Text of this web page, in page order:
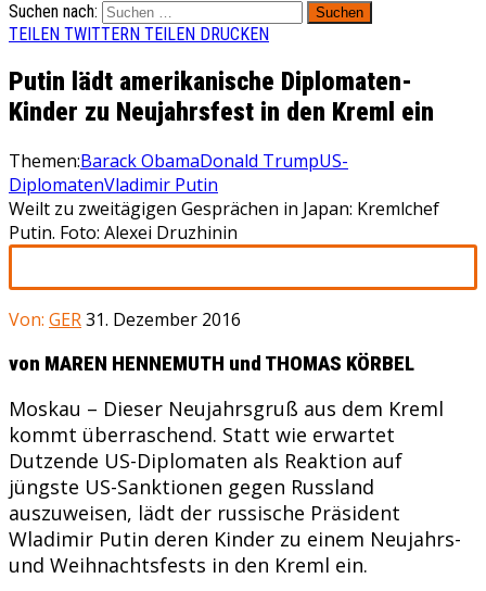
Suchen nach:
TEILEN TWITTERN TEILEN DRUCKEN
Putin lädt amerikanische Diplomaten-
Kinder zu Neujahrsfest in den Kreml ein
Themen:Barack ObamaDonald TrumpUS-
DiplomatenVladimir Putin
Weilt zu zweitägigen Gesprächen in Japan: Kremlchef
Putin. Foto: Alexei Druzhinin
Von: GER31. Dezember 2016
von MAREN HENNEMUTH und THOMAS KÖRBEL
Moskau – Dieser Neujahrsgruß aus dem Kreml
kommt überraschend. Statt wie erwartet
Dutzende US-Diplomaten als Reaktion auf
jüngste US-Sanktionen gegen Russland
auszuweisen, lädt der russische Präsident
Wladimir Putin deren Kinder zu einem Neujahrs-
und Weihnachtsfests in den Kreml ein.